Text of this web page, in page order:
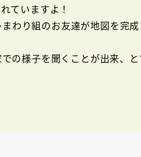
ていますよ！
わり組のお友達が地図を完
様子を聞くことが出来、と